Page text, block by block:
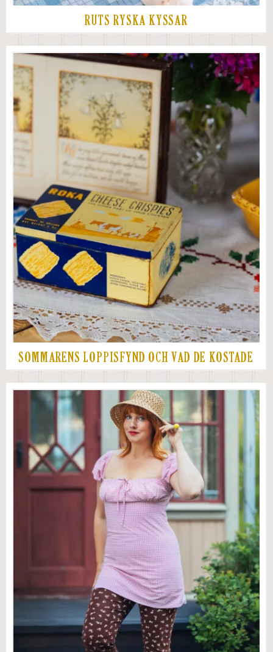
RUTS RYSKA KYSSAR
SOMMARENS LOPPISFYND OCH VAD DE KOSTADE